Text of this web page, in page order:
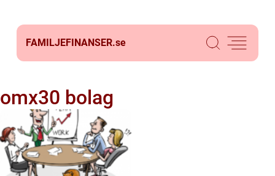
FAMILJEFINANSER.se
omx30 bolag